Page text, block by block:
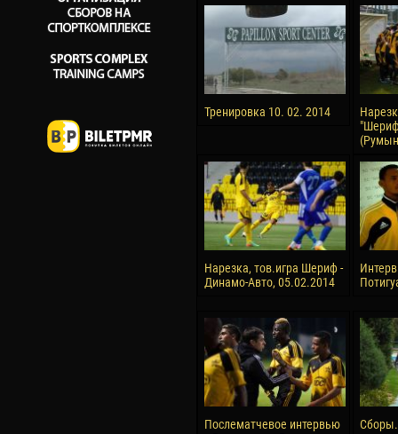
Тренировка 10. 02. 2014
Нарезка, тов.игра Шериф -
Динамо-Авто, 05.02.2014
Послематчевое интервью